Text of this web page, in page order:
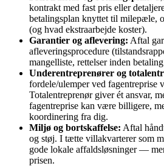
kontrakt med fast pris eller
betalingsplan knyttet til milepæle,
(og hvad ekstraarbejde koster).
Garantier og aflevering: Aftal
afleveringsprocedure
mangelliste, rettelser inden
Underentreprenører og
fordele/ulemper ved fagentreprise
Totalentreprenør giver ét ansvar,
fagentreprise kan være billigere,
koordinering fra dig.
Miljø og bortskaffelse: Aftal
og støj. I tætte villakvarterer som
gode lokale affaldsløsninger —
prisen.